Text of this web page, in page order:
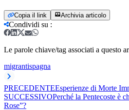
Copia il link Archivia articolo
Condividi su :
Le parole chiave/tag associati a questo
migrantispagna
PRECEDENTEEsperienze di Morte
SUCCESSIVOPerché la Pentecoste è
Rose”?